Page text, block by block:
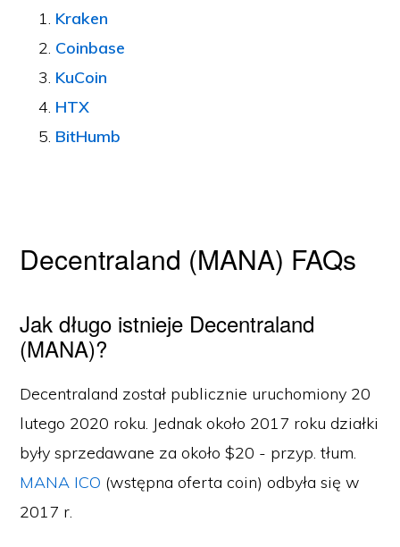
Kraken
Coinbase
KuCoin
HTX
BitHumb
Decentraland (MANA) FAQs
Jak długo istnieje Decentraland
(MANA)?
Decentraland został publicznie uruchomiony 20
lutego 2020 roku. Jednak około 2017 roku działki
były sprzedawane za około $20 - przyp. tłum.
MANA ICO (wstępna oferta coin) odbyła się w
2017 r.